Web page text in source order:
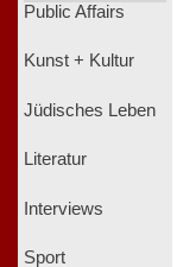
Public Affairs
Kunst + Kultur
Jüdisches Leben
Literatur
Interviews
Sport